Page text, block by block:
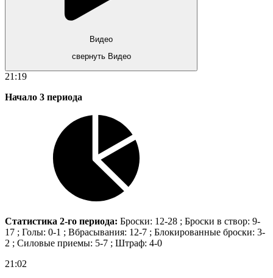
Видео
свернуть Видео
21:19
Начало 3 периода
Статистика 2-го периода: Броски: 12-28 ; Броски в створ: 9-
17 ; Голы: 0-1 ; Вбрасывания: 12-7 ; Блокированные броски: 3-
2 ; Силовые приемы: 5-7 ; Штраф: 4-0
21:02